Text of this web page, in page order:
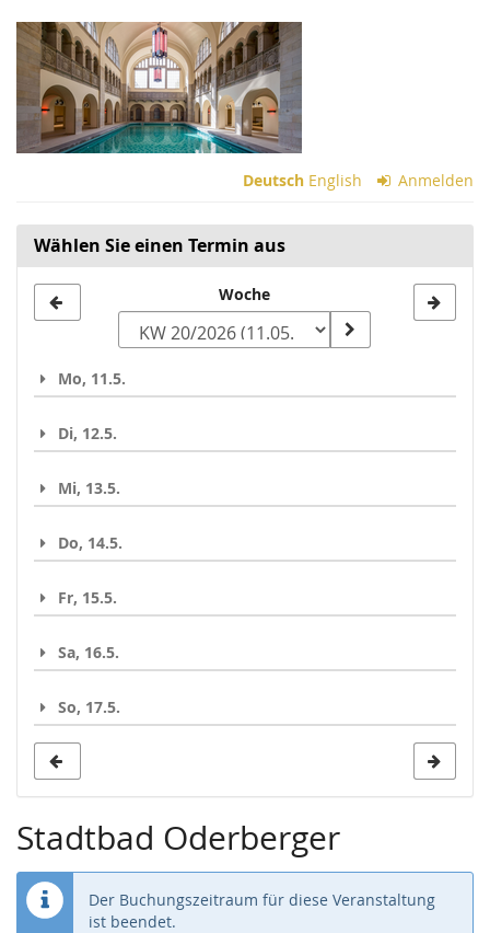
Zum
Haupt-
Inhalt
springen
Deutsch English Anmelden
Wählen Sie einen Termin aus
zur
auswählen
Woche
Mo, 11.5.
Di, 12.5.
Mi, 13.5.
Do, 14.5.
Fr, 15.5.
Sa, 16.5.
So, 17.5.
Stadtbad Oderberger
Der Buchungszeitraum für diese Veranstaltung
ist beendet.